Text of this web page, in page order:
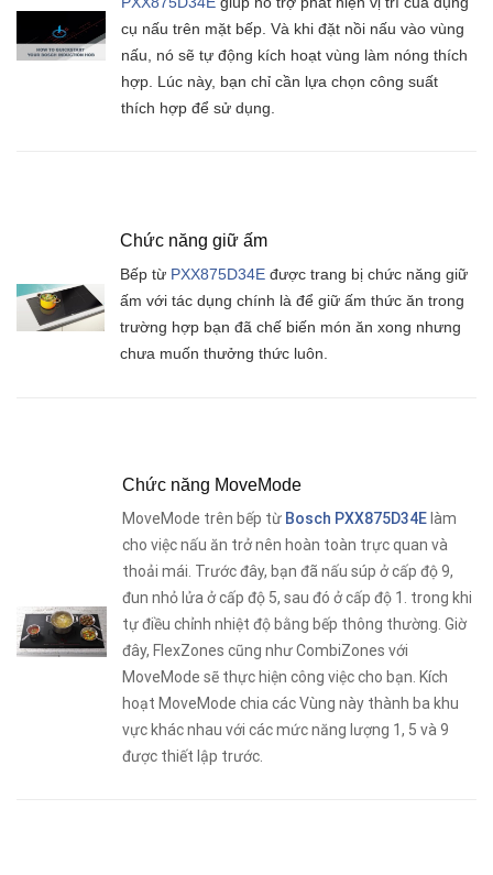
cụ nấu trên mặt bếp. Và khi đặt nồi nấu vào vùng
nấu, nó sẽ tự động kích hoạt vùng làm nóng thích
hợp. Lúc này, bạn chỉ cần lựa chọn công suất
thích hợp để sử dụng.
Chức năng giữ ấm
Bếp từ PXX875D34E được trang bị chức năng giữ
ấm với tác dụng chính là để giữ ấm thức ăn trong
trường hợp bạn đã chế biến món ăn xong nhưng
chưa muốn thưởng thức luôn.
Chức năng MoveMode
MoveMode trên bếp từ Bosch PXX875D34E làm
cho việc nấu ăn trở nên hoàn toàn trực quan và
thoải mái. Trước đây, bạn đã nấu súp ở cấp độ 9,
đun nhỏ lửa ở cấp độ 5, sau đó ở cấp độ 1. trong khi
tự điều chỉnh nhiệt độ bằng bếp thông thường. Giờ
đây, FlexZones cũng như CombiZones với
MoveMode sẽ thực hiện công việc cho bạn. Kích
hoạt MoveMode chia các Vùng này thành ba khu
vực khác nhau với các mức năng lượng 1, 5 và 9
được thiết lập trước.